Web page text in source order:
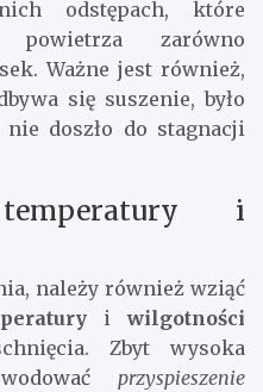
odstępach, które
powietrza zarówno
Ważne jest również,
się suszenie, było
nie doszło do stagnacji
i
należy również wziąć
iwilgotności
Zbyt wysoka
przyspieszenie